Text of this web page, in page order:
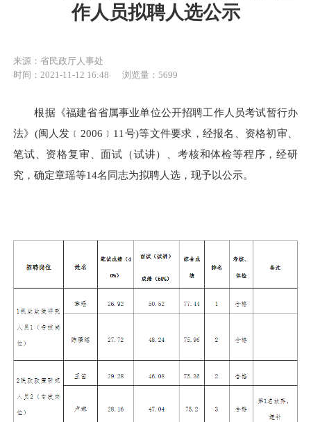
作人员拟聘人选公示
来源：省民政厅人事处
时间：2021-11-12 16:48
浏览量：5699
根据《福建省省属事业单位公开招聘工作人员考试暂行办
法》(闽人发﹝2006﹞11号)等文件要求，经报名、资格初审、
笔试、资格复审、面试（试讲）、考核和体检等程序，经研
究，确定章瑶等14名同志为拟聘人选，现予以公示。